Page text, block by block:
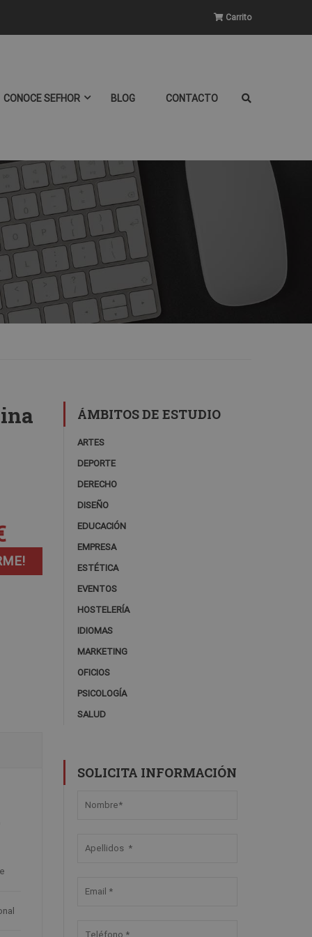
Carrito
CONOCE SEFHOR BLOG CONTACTO
ÁMBITOS DE ESTUDIO
ARTES
DEPORTE
DERECHO
DISEÑO
EDUCACIÓN
EMPRESA
ESTÉTICA
EVENTOS
HOSTELERÍA
IDIOMAS
MARKETING
OFICIOS
PSICOLOGÍA
SALUD
SOLICITA INFORMACIÓN